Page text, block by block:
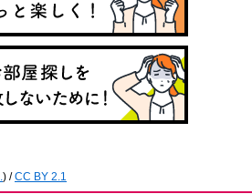
) /CC BY 2.1